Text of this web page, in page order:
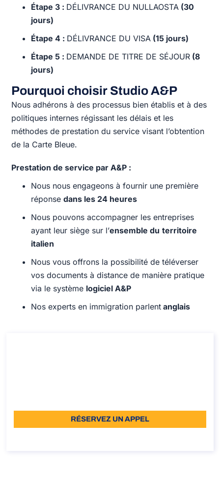
Étape 3 : DÉLIVRANCE DU NULLAOSTA (30
jours)
Étape 4 : DÉLIVRANCE DU VISA (15 jours)
Étape 5 : DEMANDE DE TITRE DE SÉJOUR (8
jours)
Pourquoi choisir Studio A&P
Nous adhérons à des processus bien établis et à des
politiques internes régissant les délais et les
méthodes de prestation du service visant l’obtention
de la Carte Bleue.
Prestation de service par A&P :
Nous nous engageons à fournir une première
réponsedans les 24 heures
Nous pouvons accompagner les entreprises
ayant leur siège sur l’ensemble du territoire
italien
Nous vous offrons la possibilité de téléverser
vos documents à distance de manière pratique
via le système logiciel A&P
Nos experts en immigration parlent anglais
RÉSERVEZ UN APPEL